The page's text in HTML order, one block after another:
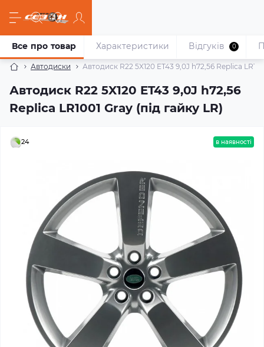
Автодиски Автодиск R22 5X120 ET43 9,0J h72,56 Replica
Автодиск R22 5X120 ET43 9,0J h72,56
Replica LR1001 Gray (під гайку LR)
Все про товар Характеристики Відгуків 0
24 в наявності